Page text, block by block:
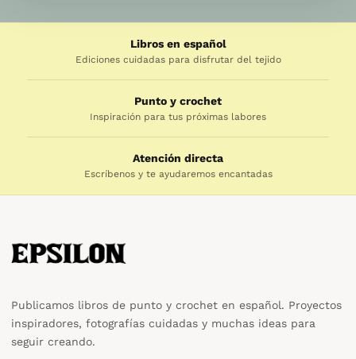
Libros en español
Ediciones cuidadas para disfrutar del tejido
Punto y crochet
Inspiración para tus próximas labores
Atención directa
Escríbenos y te ayudaremos encantadas
Publicamos libros de punto y crochet en español. Proyectos
inspiradores, fotografías cuidadas y muchas ideas para
seguir creando.